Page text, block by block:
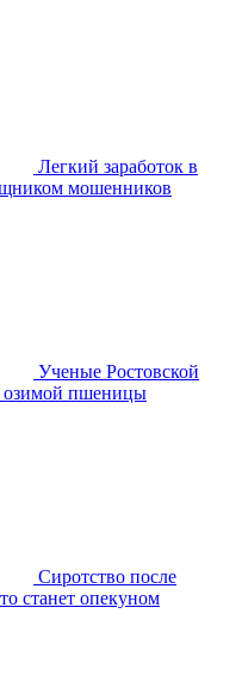
Легкий заработок в
мошенников
Ученые Ростовской
озимой пшеницы
Сиротство после
станет опекуном